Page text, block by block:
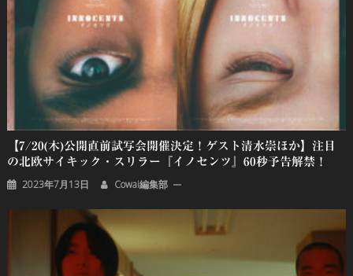
【7/20(木)公開直前試写会開催決定！ゲスト清水崇ほか】注目
の北欧サイキック・スリラー『イノセンツ』60秒予告解禁！
2023年7月13日 Cowai編集部